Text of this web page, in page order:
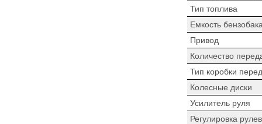
Тип топлива
Емкость
Привод
Количество
Тип коробки
Колесные диски
Усилитель руля
Регулировка